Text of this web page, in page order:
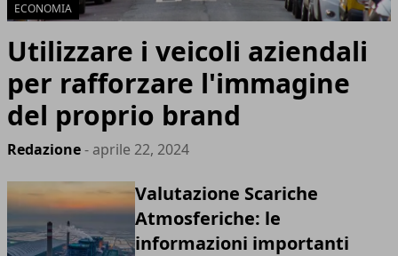
ECONOMIA
Utilizzare i veicoli aziendali
per rafforzare l'immagine
del proprio brand
Redazione- aprile 22, 2024
Valutazione Scariche
Atmosferiche: le
informazioni importanti